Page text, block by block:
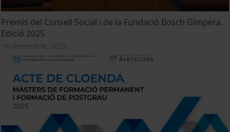
Premis del Consell Social i de la Fundació Bosch Gimpera.
Edició 2025
16 desembre, 2025